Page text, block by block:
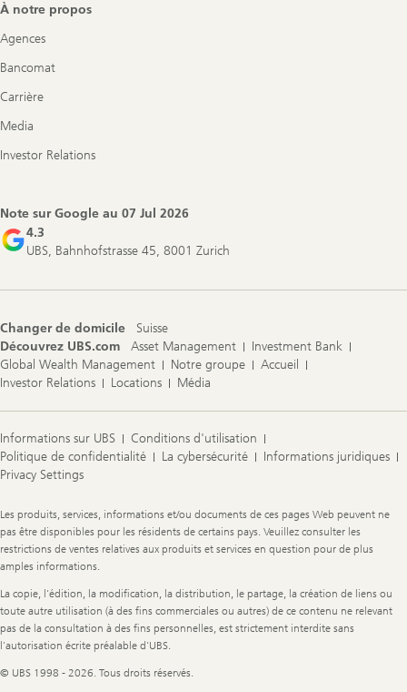
À notre propos
Agences
Bancomat
Carrière
Media
Investor Relations
Note sur Google au 07 Jul 2026
4.3
UBS, Bahnhofstrasse 45, 8001 Zurich
Changer de domicile
Suisse
Découvrez UBS.com
Asset Management
Investment Bank
Global Wealth Management
Notre groupe
Accueil
Investor Relations
Locations Média
Informations sur UBS
Conditions d'utilisation
Politique de confidentialité
La cybersécurité
Informations juridiques
Privacy Settings
Legal
Information
Les produits, services, informations et/ou documents de ces pages Web peuvent ne
pas être disponibles pour les résidents de certains pays. Veuillez consulter les
restrictions de ventes relatives aux produits et services en question pour de plus
amples informations.
La copie, l'édition, la modification, la distribution, le partage, la création de liens ou
toute autre utilisation (à des fins commerciales ou autres) de ce contenu ne relevant
pas de la consultation à des fins personnelles, est strictement interdite sans
l'autorisation écrite préalable d'UBS.
© UBS 1998 - 2026. Tous droits réservés.